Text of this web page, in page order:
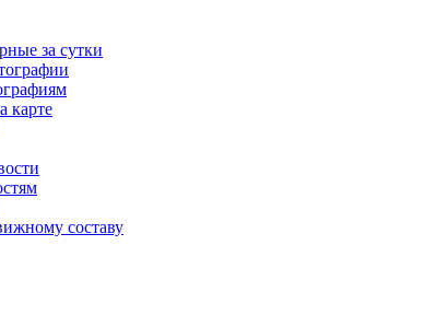
за сутки
карте
составу